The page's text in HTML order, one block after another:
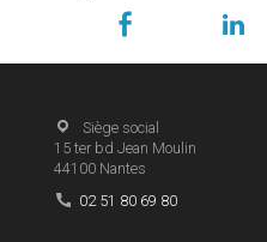
Siège social
15 ter bd Jean Moulin
44100 Nantes
02 51 80 69 80